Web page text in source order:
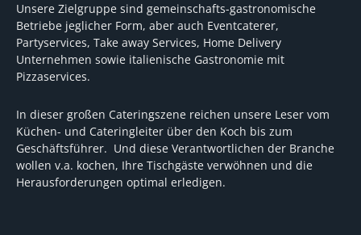
Unsere Zielgruppe sind gemeinschafts-gastronomische
Betriebe jeglicher Form, aber auch Eventcaterer,
Partyservices, Take away Services, Home Delivery
Unternehmen sowie italienische Gastronomie mit
Pizzaservices.
In dieser großen Cateringszene reichen unsere Leser vom
Küchen- und Cateringleiter über den Koch bis zum
Geschäftsführer. Und diese Verantwortlichen der Branche
wollen v.a. kochen, Ihre Tischgäste verwöhnen und die
Herausforderungen optimal erledigen.